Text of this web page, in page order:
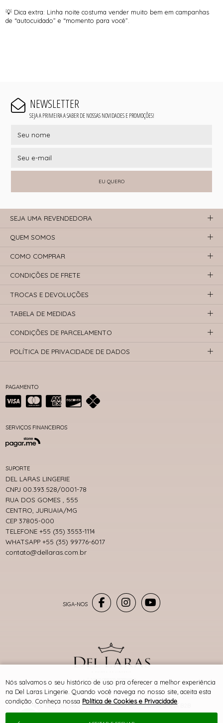
💡 Dica extra: Linha noite costuma vender muito bem em campanhas
de “autocuidado” e “momento para você”.
NEWSLETTER
SEJA A PRIMEIRA A SABER DE NOSSAS NOVIDADES E PROMOÇÕES!
EU QUERO
PAGAMENTO
SERVIÇOS FINANCEIROS
SITE 100% SEGURO PLATAFORMA B2B
SUPORTE
DEL LARAS LINGERIE
CNPJ 00.393.528/0001-78
RUA DOS GOMES , 555
CENTRO, JURUAIA/MG
CEP 37805-000
TELEFONE +55 (35) 3553-1114
WHATSAPP +55 (35) 99776-6017
contato@dellaras.com.br
SEJA UMA REVENDEDORA
QUEM SOMOS
COMO COMPRAR
CONDIÇÕES DE FRETE
TROCAS E DEVOLUÇÕES
TABELA DE MEDIDAS
CONDIÇÕES DE PARCELAMENTO
POLÍTICA DE PRIVACIDADE DE DADOS
® TODOS DIREITOS RESERVADOS
Nós salvamos o seu histórico de uso pra oferecer a melhor experiência
na Del Laras Lingerie. Quando você navega no nosso site, aceita esta
condição. Conheça nossa Política de Cookies e Privacidade